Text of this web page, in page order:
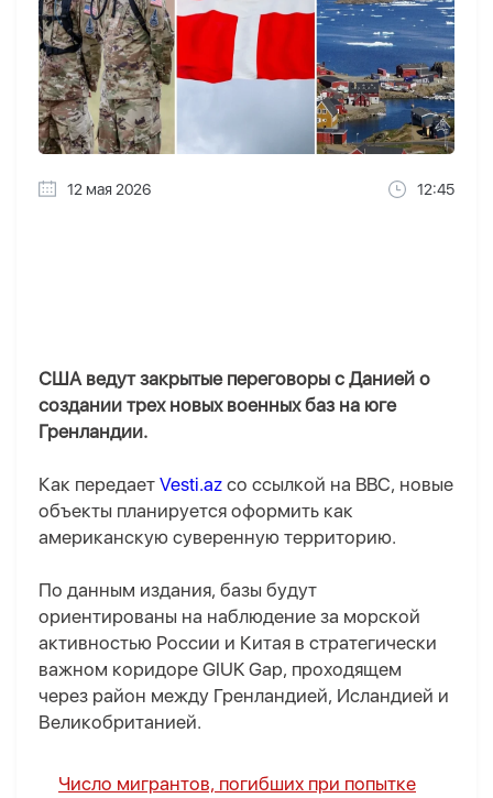
12 мая 2026 12:45
США ведут закрытые переговоры с Данией о
создании трех новых военных баз на юге
Гренландии.
Как передает Vesti.az со ссылкой на BBC, новые
объекты планируется оформить как
американскую суверенную территорию.
По данным издания, базы будут
ориентированы на наблюдение за морской
активностью России и Китая в стратегически
важном коридоре GIUK Gap, проходящем
через район между Гренландией, Исландией и
Великобританией.
Число мигрантов, погибших при попытке